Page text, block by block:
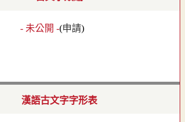
- 未公開 -(申請)
漢語古文字字形表